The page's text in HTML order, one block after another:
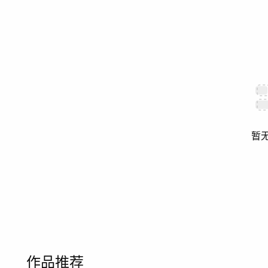
暂
作品推荐